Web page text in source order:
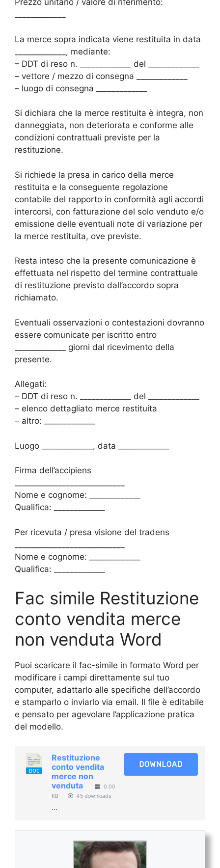
Prezzo unitario / valore di riferimento:
La merce sopra indicata viene restituita in data
_____________, mediante:
– DDT di reso n. _____________ del _____________
– vettore / mezzo di consegna _____________
– luogo di consegna _____________
Si dichiara che la merce restituita è integra, non
danneggiata, non deteriorata e conforme alle
condizioni contrattuali previste per la
restituzione.
Si richiede la presa in carico della merce
restituita e la conseguente regolazione
contabile del rapporto in conformità agli accordi
intercorsi, con fatturazione del solo venduto e/o
emissione delle eventuali note di variazione per
la merce restituita, ove previste.
Resta inteso che la presente comunicazione è
effettuata nel rispetto del termine contrattuale
di restituzione previsto dall’accordo sopra
richiamato.
Eventuali osservazioni o contestazioni dovranno
essere comunicate per iscritto entro
_____________ giorni dal ricevimento della
presente.
Allegati:
– DDT di reso n. _____________ del _____________
– elenco dettagliato merce restituita
– altro: _____________
Luogo _____________, data _____________
Firma dell’accipiens
Nome e cognome: _____________
Qualifica: _____________
Per ricevuta / presa visione del tradens
Nome e cognome: _____________
Qualifica: _____________
Fac simile Restituzione
conto vendita merce
non venduta​ Word
Puoi scaricare il fac-simile in formato Word per
modificare i campi direttamente sul tuo
computer, adattarlo alle specifiche dell’accordo
e stamparlo o inviarlo via email. Il file è editabile
e pensato per agevolare l’applicazione pratica
del modello.
Restituzione
conto vendita
merce non
venduta​
0.00
KB
45 downloads
...
DOWNLOAD